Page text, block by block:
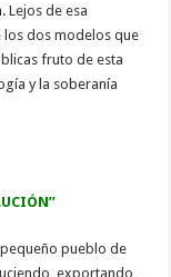
Lejos de esa
los dos modelos que
fruto de esta
y la soberanía
pueblo de
exportando,